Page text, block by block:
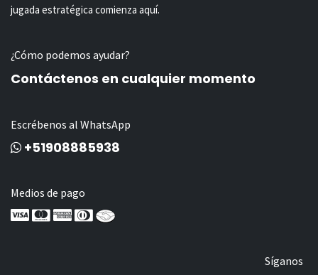
jugada estratégica comienza aquí.
¿Cómo podemos ayudar?
Contáctenos en cualquier momento
Escrébenos al WhatsApp
+51908885938
Medios de pago
Síganos